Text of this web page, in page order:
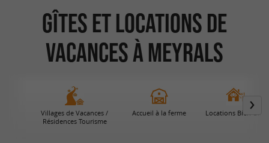
Gîtes et Locations de
Vacances à Meyrals
Villages de Vacances /
Résidences Tourisme
Accueil à la ferme Locations Bien-Être